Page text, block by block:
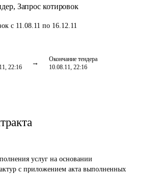
, Запрос котировок
с 11.08.11 по 16.12.11
22:16
Окончание тендера
10.08.11, 22:16
услуг на основании
с приложением акта выполненных